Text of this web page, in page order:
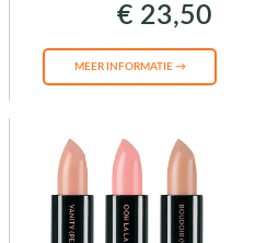
€ 23,50
MEER INFORMATIE →